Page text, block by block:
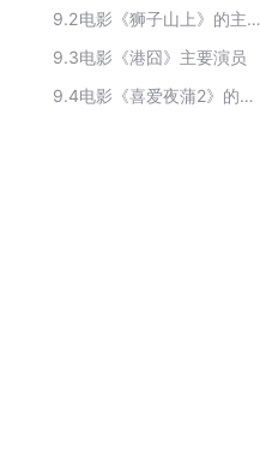
9.2
电影《狮子山上》的主要演员
9.3电影《港囧》主要演员
9.4
电影《喜爱夜蒲2》的主要演员